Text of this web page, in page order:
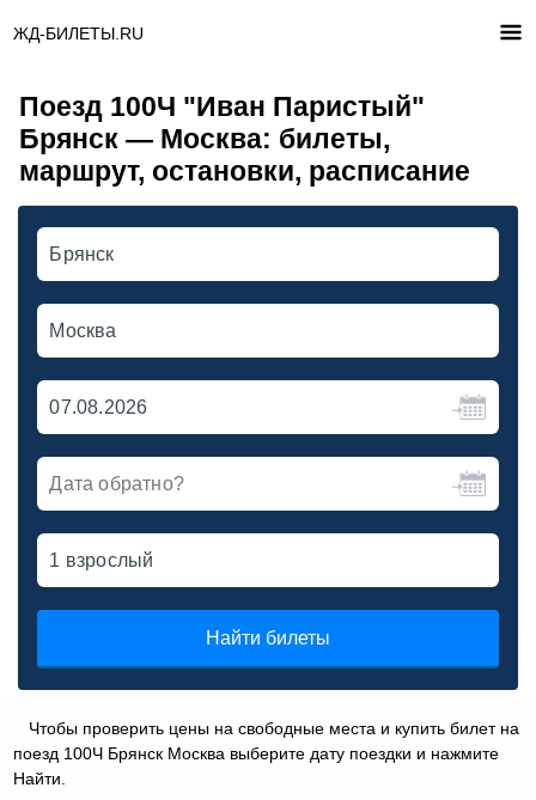
ЖД-БИЛЕТЫ.RU
Поезд 100Ч "Иван Паристый"
Брянск — Москва: билеты,
маршрут, остановки, расписание
Найти билеты
Чтобы проверить цены на свободные места и купить билет на
поезд 100Ч Брянск Москва выберите дату поездки и нажмите
Найти.